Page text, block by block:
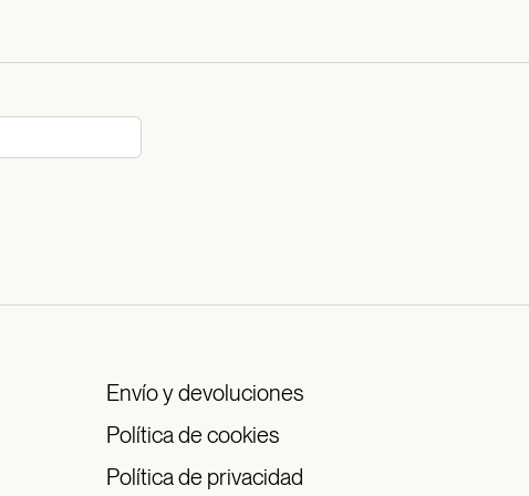
Envío y devoluciones
Política de cookies
Política de privacidad